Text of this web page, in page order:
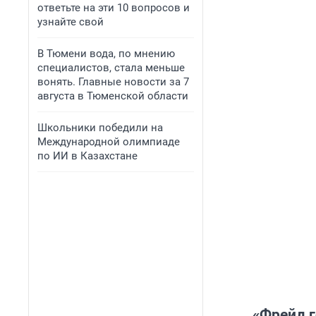
ответьте на эти 10 вопросов и
узнайте свой
В Тюмени вода, по мнению
специалистов, стала меньше
вонять. Главные новости за 7
августа в Тюменской области
Школьники победили на
Международной олимпиаде
по ИИ в Казахстане